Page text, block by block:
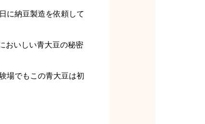
に納豆製造を依頼して
おいしい青大豆の秘密
場でもこの青大豆は初